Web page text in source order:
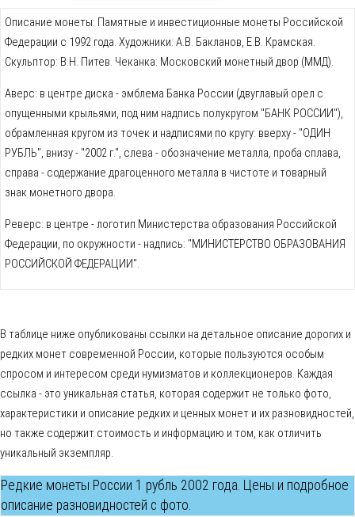
Описание монеты: Памятные и инвестиционные монеты Российской
Федерации с 1992 года. Художники: А.В. Бакланов, Е.В. Крамская.
Скульптор: В.Н. Питев. Чеканка: Московский монетный двор (ММД).
Аверс: в центре диска - эмблема Банка России (двуглавый орел с
опущенными крыльями, под ним надпись полукругом "БАНК РОССИИ"),
обрамленная кругом из точек и надписями по кругу: вверху - "ОДИН
РУБЛЬ", внизу - "2002 г.", слева - обозначение металла, проба сплава,
справа - содержание драгоценного металла в чистоте и товарный
знак монетного двора.
Реверс: в центре - логотип Министерства образования Российской
Федерации, по окружности - надпись: "МИНИСТЕРСТВО ОБРАЗОВАНИЯ
РОССИЙСКОЙ ФЕДЕРАЦИИ".
В таблице ниже опубликованы ссылки на детальное описание дорогих и
редких монет современной России, которые пользуются особым
спросом и интересом среди нумизматов и коллекционеров. Каждая
ссылка - это уникальная статья, которая содержит не только фото,
характеристики и описание редких и ценных монет и их разновидностей,
но также содержит стоимость и информацию и том, как отличить
уникальный экземпляр.
Редкие монеты России 1 рубль 2002 года. Цены и подробное
описание разновидностей с фото.